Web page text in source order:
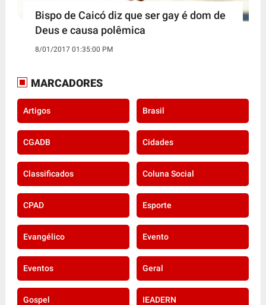
Bispo de Caicó diz que ser gay é dom de
Deus e causa polêmica
8/01/2017 01:35:00 PM
MARCADORES
Artigos Brasil
CGADB Cidades
Classificados Coluna Social
CPAD Esporte
Evangélico Evento
Eventos Geral
Gospel IEADERN